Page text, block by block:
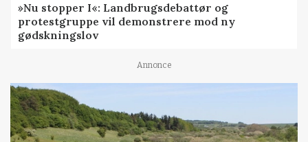
»Nu stopper I«: Landbrugsdebattør og
protestgruppe vil demonstrere mod ny
gødskningslov
Annonce